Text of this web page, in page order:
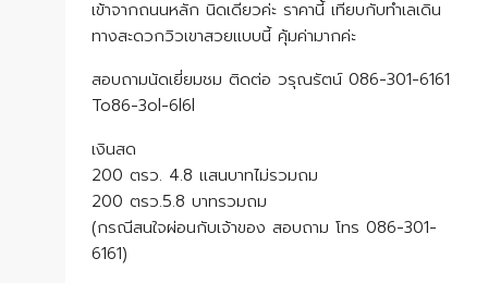
เข้าจากถนนหลัก นิดเดียวค่ะ ราคานี้ เทียบกับทำเลเดิน
ทางสะดวกวิวเขาสวยแบบนี้ คุ้มค่ามากค่ะ
สอบถามนัดเยี่ยมชม ติดต่อ วรุณรัตน์ 086-301-6161
To86-3ol-6l6l
เงินสด
200 ตรว. 4.8 แสนบาทไม่รวมถม
200 ตรว.5.8 บาทรวมถม
(กรณีสนใจผ่อนกับเจ้าของ สอบถาม โทร 086-301-
6161)